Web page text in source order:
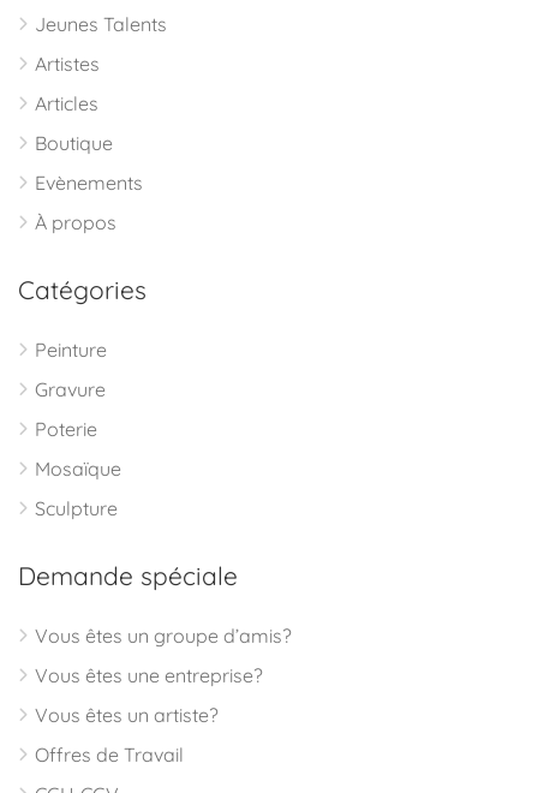
Jeunes Talents
Artistes
Articles
Boutique
Evènements
À propos
Catégories
Peinture
Gravure
Poterie
Mosaïque
Sculpture
Demande spéciale
Vous êtes un groupe d’amis?
Vous êtes une entreprise?
Vous êtes un artiste?
Offres de Travail